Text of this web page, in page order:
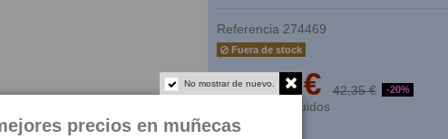
Referencia 274469
Fuera de stock
33,88 € 42,35 € -20%
Impuestos incluidos
No mostrar de nuevo.
precios en muñecas